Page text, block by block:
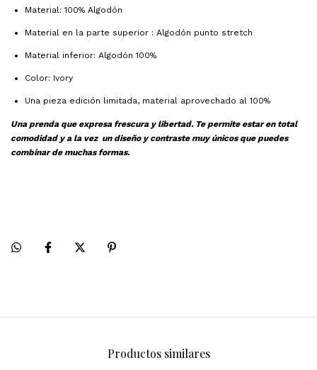
Material: 100% Algodón
Material en la parte superior : Algodón punto stretch
Material inferior: Algodón 100%
Color: Ivory
Una pieza edición limitada, material aprovechado al 100%
Una prenda que expresa frescura y libertad. Te permite estar en total
comodidad y a la vez un diseño y contraste muy únicos que puedes
combinar de muchas formas.
Productos similares